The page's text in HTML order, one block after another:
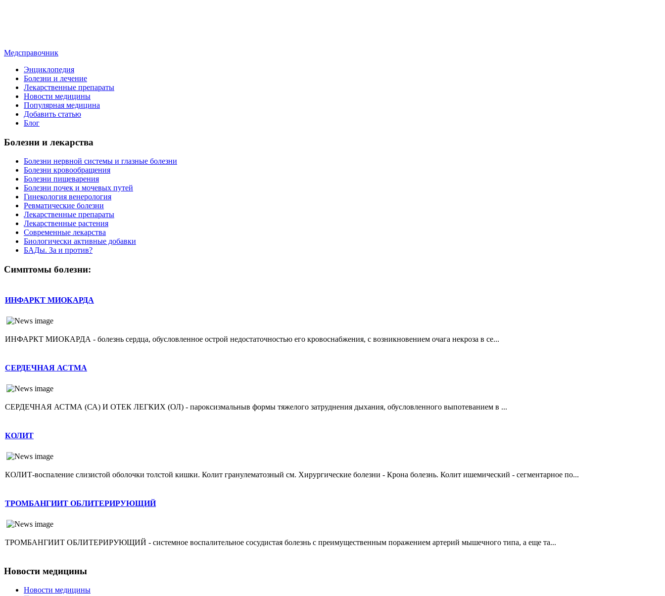
Медсправочник
Энциклопедия
Болезни и лечение
Лекарственные препараты
Новости медицины
Популярная медицина
Добавить статью
Блог
Болезни и лекарства
Болезни нервной системы и глазные болезни
Болезни кровообращения
Болезни пищеварения
Болезни почек и мочевых путей
Гинекология венерология
Ревматические болезни
Лекарственные препараты
Лекарственные растения
Современные лекарства
Биологически активные добавки
БАДы. За и против?
Симптомы болезни:
ИНФАРКТ МИОКАРДА
ИНФАРКТ МИОКАРДА - болезнь сердца, обусловленное острой недостаточностью его кровоснабжения, с возникновением очага некроза в се...
СЕРДЕЧНАЯ АСТМА
СЕРДЕЧНАЯ АСТМА (СА) И ОТЕК ЛЕГКИХ (ОЛ) - пароксизмальныв формы тяжелого затруднения дыхания, обусловленного выпотеванием в ...
КОЛИТ
КОЛИТ-воспаление слизистой оболочки толстой кишки. Колит гранулематозный см. Хирургические болезни - Крона болезнь. Колит ишемический - сегментарное по...
ТРОМБАНГИИТ ОБЛИТЕРИРУЮЩИЙ
ТРОМБАНГИИТ ОБЛИТЕРИРУЮЩИЙ - системное воспалительное сосудистая болезнь с преимущественным поражением артерий мышечного типа, а еще та...
Новости медицины
Новости медицины